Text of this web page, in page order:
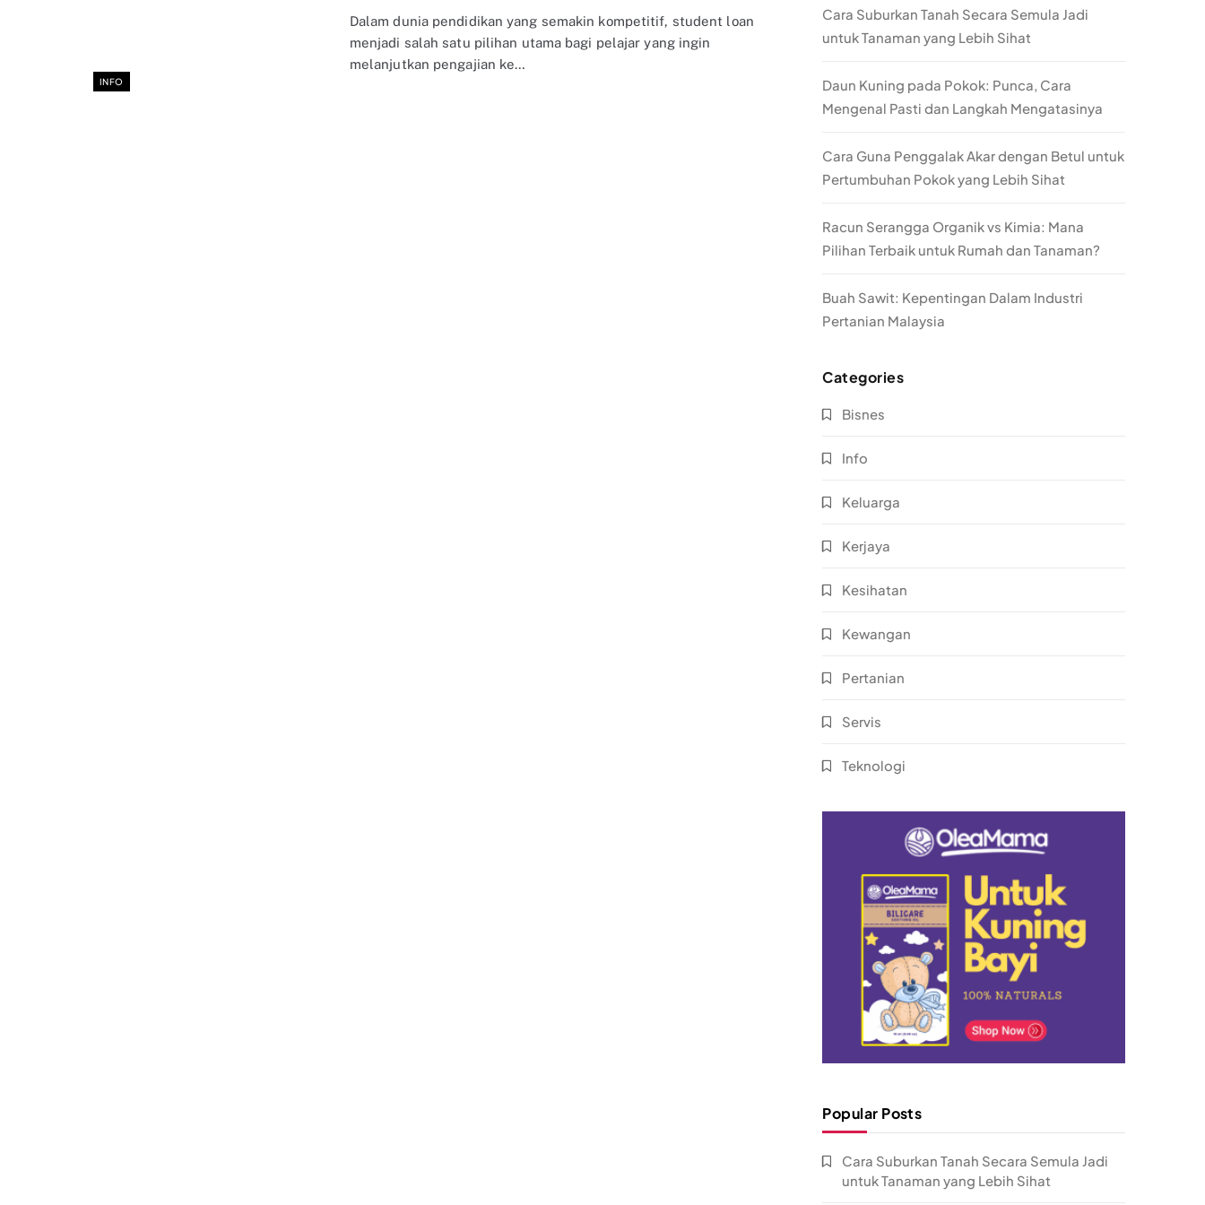
INFO
Dalam dunia pendidikan yang semakin kompetitif, student loan
menjadi salah satu pilihan utama bagi pelajar yang ingin
melanjutkan pengajian ke…
Cara Suburkan Tanah Secara Semula Jadi
untuk Tanaman yang Lebih Sihat
Daun Kuning pada Pokok: Punca, Cara
Mengenal Pasti dan Langkah Mengatasinya
Cara Guna Penggalak Akar dengan Betul untuk
Pertumbuhan Pokok yang Lebih Sihat
Racun Serangga Organik vs Kimia: Mana
Pilihan Terbaik untuk Rumah dan Tanaman?
Buah Sawit: Kepentingan Dalam Industri
Pertanian Malaysia
Categories
Bisnes
Info
Keluarga
Kerjaya
Kesihatan
Kewangan
Pertanian
Servis
Teknologi
Popular Posts
Cara Suburkan Tanah Secara Semula Jadi
untuk Tanaman yang Lebih Sihat